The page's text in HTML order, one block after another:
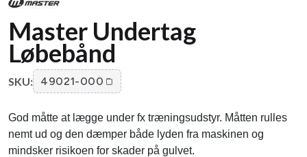
Master Undertag
Løbebånd
SKU: 49021-000
God måtte at lægge under fx træningsudstyr. Måtten rulles
nemt ud og den dæmper både lyden fra maskinen og
mindsker risikoen for skader på gulvet.